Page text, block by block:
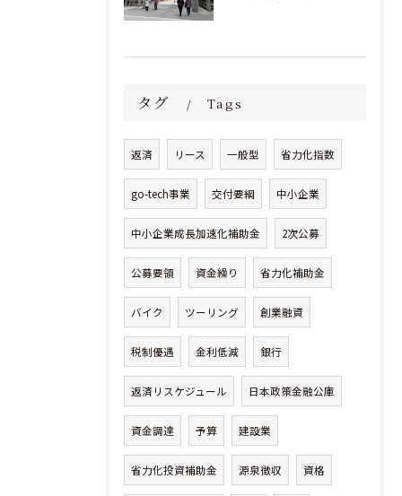
タグ Tags
返済 リース 一般型 省力化指数
go-tech事業 交付要綱 中小企業
中小企業成長加速化補助金 2次公募
公募要領 資金繰り 省力化補助金
バイク ツーリング 創業融資
税制優遇 金利低減 銀行
返済リスケジュール 日本政策金融公庫
資金調達 予算 建設業
省力化投資補助金 源泉徴収 資格